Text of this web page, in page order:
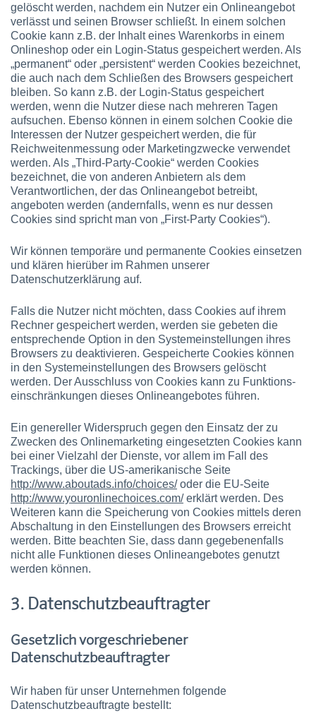
gelöscht werden, nachdem ein Nutzer ein Onlineangebot
verlässt und seinen Browser schließt. In einem solchen
Cookie kann z.B. der Inhalt eines Warenkorbs in einem
Onlineshop oder ein Login-Status gespeichert werden. Als
„permanent“ oder „persistent“ werden Cookies bezeichnet,
die auch nach dem Schließen des Browsers gespeichert
bleiben. So kann z.B. der Login-Status gespeichert
werden, wenn die Nutzer diese nach mehreren Tagen
aufsuchen. Ebenso können in einem solchen Cookie die
Interessen der Nutzer gespeichert werden, die für
Reichweitenmessung oder Marketingzwecke verwendet
werden. Als „Third-Party-Cookie“ werden Cookies
bezeichnet, die von anderen Anbietern als dem
Verantwortlichen, der das Onlineangebot betreibt,
angeboten werden (andernfalls, wenn es nur dessen
Cookies sind spricht man von „First-Party Cookies“).
Wir können temporäre und permanente Cookies einsetzen
und klären hierüber im Rahmen unserer
Datenschutzerklärung auf.
Falls die Nutzer nicht möchten, dass Cookies auf ihrem
Rechner gespeichert werden, werden sie gebeten die
entsprechende Option in den Systemeinstellungen ihres
Browsers zu deaktivieren. Gespeicherte Cookies können
in den Systemeinstellungen des Browsers gelöscht
werden. Der Ausschluss von Cookies kann zu Funktions­
einschränkungen dieses Onlineangebotes führen.
Ein genereller Widerspruch gegen den Einsatz der zu
Zwecken des Onlinemarketing eingesetzten Cookies kann
bei einer Vielzahl der Dienste, vor allem im Fall des
Trackings, über die US-amerikanische Seite
http://www.aboutads.info/choices/oder die EU-Seite
http://www.youronlinechoices.com/erklärt werden. Des
Weiteren kann die Speicherung von Cookies mittels deren
Abschaltung in den Einstellungen des Browsers erreicht
werden. Bitte beachten Sie, dass dann gegebenenfalls
nicht alle Funktionen dieses Onlineangebotes genutzt
werden können.
3. Datenschutzbeauftragter
Gesetzlich vorgeschriebener
Datenschutzbeauftragter
Wir haben für unser Unternehmen folgende
Datenschutzbeauftragte bestellt: